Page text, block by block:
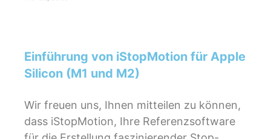
Einführung von iStopMotion für Apple
Silicon (M1 und M2)
Wir freuen uns, Ihnen mitteilen zu können,
dass iStopMotion, Ihre Referenzsoftware